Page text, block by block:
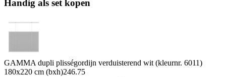
Handig als set kopen
GAMMA dupli plisségordijn verduisterend wit (kleurnr. 6011)
180x220 cm (bxh)246.75